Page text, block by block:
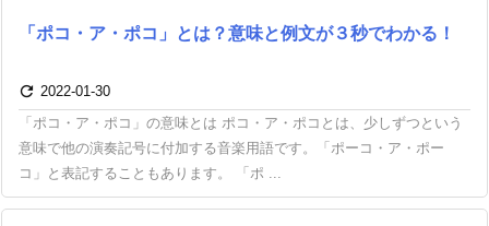
「ポコ・ア・ポコ」とは？意味と例文が３秒でわかる！
 2022-01-30
「ポコ・ア・ポコ」の意味とは ポコ・ア・ポコとは、少しずつという
意味で他の演奏記号に付加する音楽用語です。「ポーコ・ア・ポー
コ」と表記することもあります。 「ポ ...